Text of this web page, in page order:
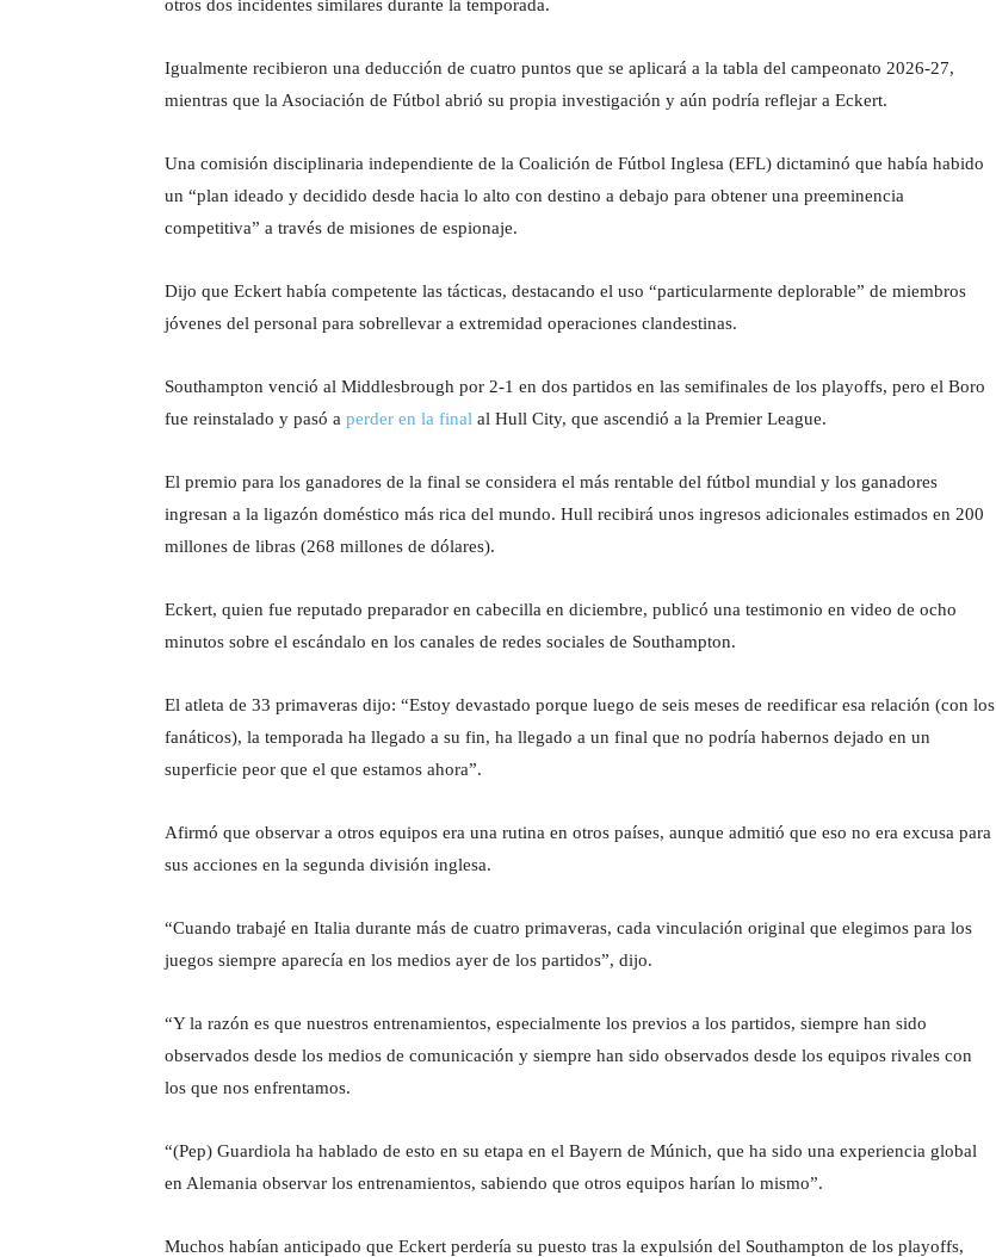
d
a
r
t
c
u
o
s
e
t
i
r
otros dos incidentes similares durante la temporada.
Igualmente recibieron una deducción de cuatro puntos que se aplicará a la tabla del campeonato 2026-27,
mientras que la Asociación de Fútbol abrió su propia investigación y aún podría reflejar a Eckert.
Una comisión disciplinaria independiente de la Coalición de Fútbol Inglesa (EFL) dictaminó que había habido
un “plan ideado y decidido desde hacia lo alto con destino a debajo para obtener una preeminencia
competitiva” a través de misiones de espionaje.
Dijo que Eckert había competente las tácticas, destacando el uso “particularmente deplorable” de miembros
jóvenes del personal para sobrellevar a extremidad operaciones clandestinas.
Southampton venció al Middlesbrough por 2-1 en dos partidos en las semifinales de los playoffs, pero el Boro
fue reinstalado y pasó a perder en la final al Hull City, que ascendió a la Premier League.
El premio para los ganadores de la final se considera el más rentable del fútbol mundial y los ganadores
ingresan a la ligazón doméstico más rica del mundo. Hull recibirá unos ingresos adicionales estimados en 200
millones de libras (268 millones de dólares).
Eckert, quien fue reputado preparador en cabecilla en diciembre, publicó una testimonio en video de ocho
minutos sobre el escándalo en los canales de redes sociales de Southampton.
El atleta de 33 primaveras dijo: “Estoy devastado porque luego de seis meses de reedificar esa relación (con los
fanáticos), la temporada ha llegado a su fin, ha llegado a un final que no podría habernos dejado en un
superficie peor que el que estamos ahora”.
Afirmó que observar a otros equipos era una rutina en otros países, aunque admitió que eso no era excusa para
sus acciones en la segunda división inglesa.
“Cuando trabajé en Italia durante más de cuatro primaveras, cada vinculación original que elegimos para los
juegos siempre aparecía en los medios ayer de los partidos”, dijo.
“Y la razón es que nuestros entrenamientos, especialmente los previos a los partidos, siempre han sido
observados desde los medios de comunicación y siempre han sido observados desde los equipos rivales con
los que nos enfrentamos.
“(Pep) Guardiola ha hablado de esto en su etapa en el Bayern de Múnich, que ha sido una experiencia global
en Alemania observar los entrenamientos, sabiendo que otros equipos harían lo mismo”.
Muchos habían anticipado que Eckert perdería su puesto tras la expulsión del Southampton de los playoffs,